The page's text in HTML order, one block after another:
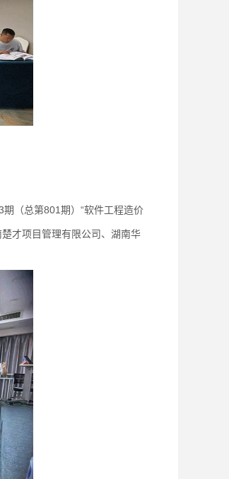
（总第801期）“软件工程造价
才项目管理有限公司、湖南华